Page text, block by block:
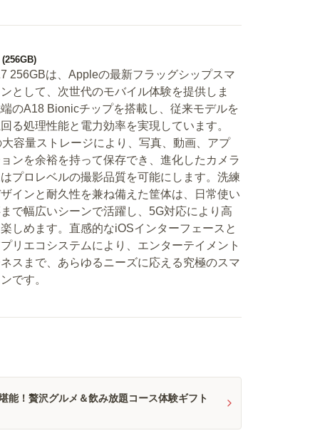
256GBは、Appleの最新フラッグシップスマ
として、次世代のモバイル体験を提供しま
のA18 Bionicチップを搭載し、従来モデルを
る処理性能と電力効率を実現しています。
容量ストレージにより、写真、動画、アプ
ンを余裕を持って保存でき、進化したカメラ
プロレベルの撮影品質を可能にします。洗練
インと耐久性を兼ね備えた筐体は、日常使い
で幅広いシーンで活躍し、5G対応により高
しめます。直感的なiOSインターフェースと
リエコシステムにより、エンターテイメント
スまで、あらゆるニーズに応える究極のスマ
です。
能！贅沢グルメ＆飲み放題コース体験ギフト